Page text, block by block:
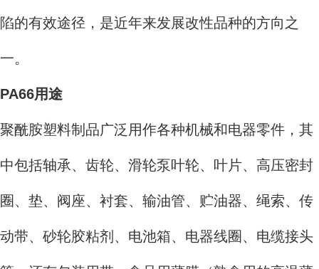
陷的有效途径，是近年来发展改性品种的方向之
一。
PA66用途
聚酰胺塑料制品广泛用作各种机械和电器零件，其
中包括轴承、齿轮、滑轮泵叶轮、叶片、高压密封
圈、垫、阀座、衬套、输油管、贮油器、绳索、传
动带、砂轮胶粘剂、电池箱、电器线圈、电缆接头